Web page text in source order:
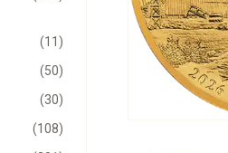
(11)
(50)
(30)
(108)